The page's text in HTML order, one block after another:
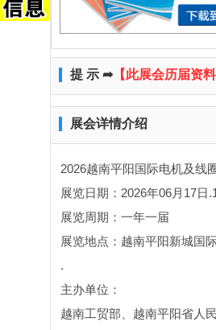
提 示 ➦【此展会历届资
展会详情介绍
2026越南平阳国际电机及线
展览日期：2026年06月17日
展览周期：一年一届
展览地点：越南平阳新城国
.
主办单位：
越南工贸部、越南平阳省人